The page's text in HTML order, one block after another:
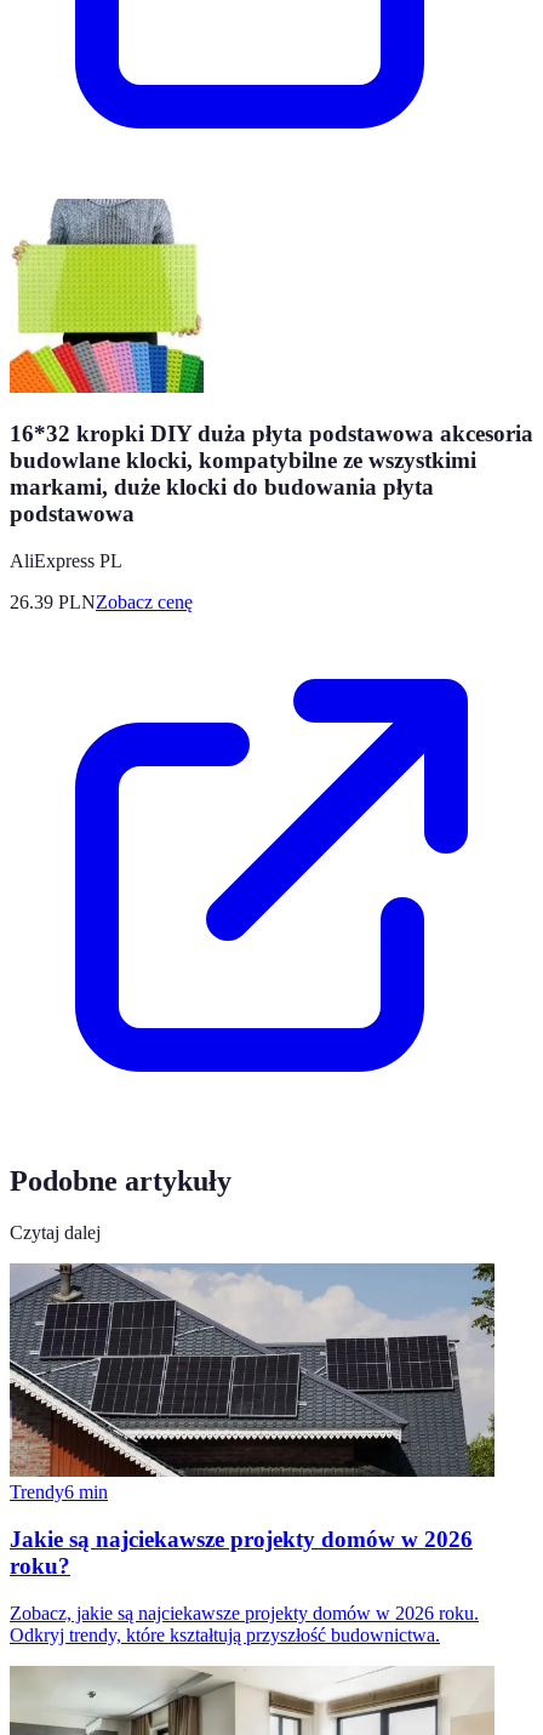
16*32 kropki DIY duża płyta podstawowa akcesoria
budowlane klocki, kompatybilne ze wszystkimi
markami, duże klocki do budowania płyta
podstawowa
AliExpress PL
26.39 PLNZobacz cenę
Podobne artykuły
Czytaj dalej
Trendy6 min
Jakie są najciekawsze projekty domów w 2026
roku?
Zobacz, jakie są najciekawsze projekty domów w 2026 roku.
Odkryj trendy, które kształtują przyszłość budownictwa.